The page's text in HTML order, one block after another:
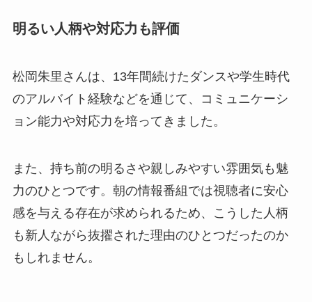
明るい人柄や対応力も評価
松岡朱里さんは、13年間続けたダンスや学生時代
のアルバイト経験などを通じて、コミュニケーシ
ョン能力や対応力を培ってきました。
また、持ち前の明るさや親しみやすい雰囲気も魅
力のひとつです。朝の情報番組では視聴者に安心
感を与える存在が求められるため、こうした人柄
も新人ながら抜擢された理由のひとつだったのか
もしれません。